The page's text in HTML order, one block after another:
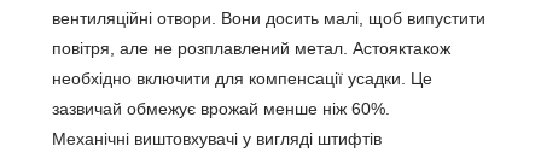
вентиляційні отвори. Вони досить малі, щоб випустити
повітря, але не розплавлений метал. Астояктакож
необхідно включити для компенсації усадки. Це
зазвичай обмежує врожай менше ніж 60%.
Механічні виштовхувачі у вигляді штифтів